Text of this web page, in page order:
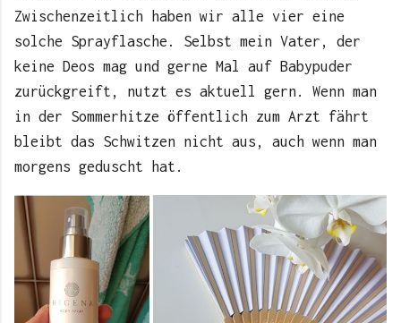
Zwischenzeitlich haben wir alle vier eine
solche Sprayflasche. Selbst mein Vater, der
keine Deos mag und gerne Mal auf Babypuder
zurückgreift, nutzt es aktuell gern. Wenn man
in der Sommerhitze öffentlich zum Arzt fährt
bleibt das Schwitzen nicht aus, auch wenn man
morgens geduscht hat.